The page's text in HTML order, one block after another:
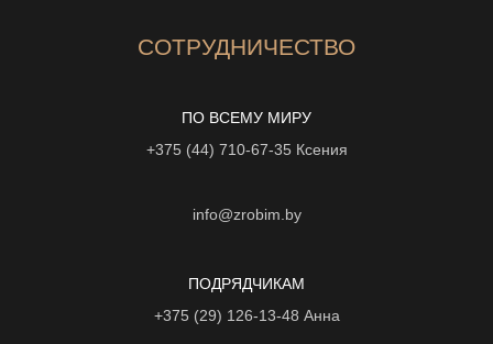
СОТРУДНИЧЕСТВО
ПО ВСЕМУ МИРУ
+375 (44) 710-67-35 Ксения
info@zrobim.by
ПОДРЯДЧИКАМ
+375 (29) 126-13-48 Анна